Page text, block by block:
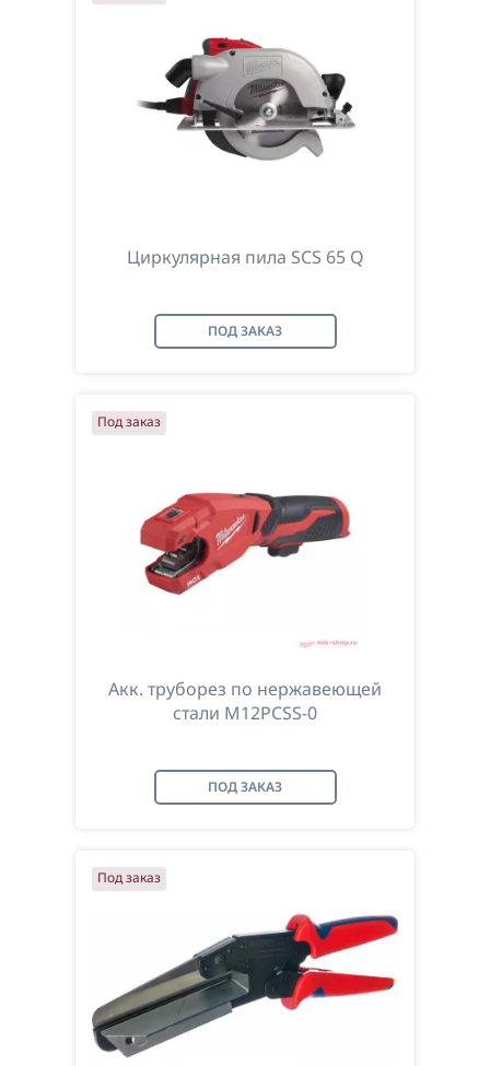
Циркулярная пила SCS 65 Q
ПОД ЗАКАЗ
Акк. труборез по нержавеющей
стали M12PCSS-0
ПОД ЗАКАЗ
Под заказ
Под заказ